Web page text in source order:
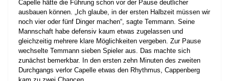
Capelle hätte die Führung schon vor der Pause deutlicher
ausbauen können. „Ich glaube, in der ersten Halbzeit müssen wir
noch vier oder fünf Dinger machen“, sagte Temmann. Seine
Mannschaft habe defensiv kaum etwas zugelassen und
gleichzeitig mehrere klare Möglichkeiten vergeben. Zur Pause
wechselte Temmann sieben Spieler aus. Das machte sich
zunächst bemerkbar. In den ersten zehn Minuten des zweiten
Durchgangs verlor Capelle etwas den Rhythmus, Cappenberg